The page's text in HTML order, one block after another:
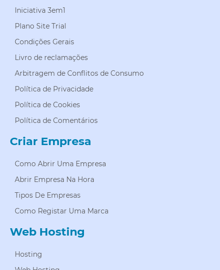
Iniciativa 3em1
Plano Site Trial
Condições Gerais
Livro de reclamações
Arbitragem de Conflitos de Consumo
Política de Privacidade
Política de Cookies
Política de Comentários
Criar Empresa
Como Abrir Uma Empresa
Abrir Empresa Na Hora
Tipos De Empresas
Como Registar Uma Marca
Web Hosting
Hosting